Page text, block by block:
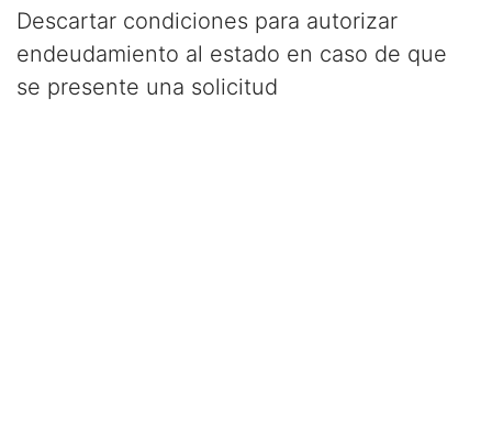
Descartar condiciones para autorizar
endeudamiento al estado en caso de que
se presente una solicitud